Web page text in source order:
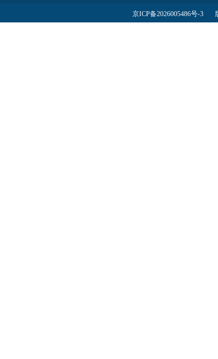
京ICP备2026005486号-3